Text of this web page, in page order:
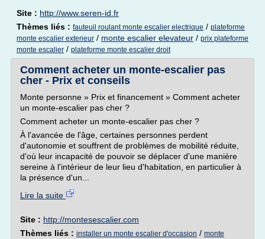
Site : http://www.seren-id.fr
Thèmes liés : fauteuil roulant monte escalier electrique / plateforme
monte escalier exterieur / monte escalier elevateur / prix plateforme
monte escalier / plateforme monte escalier droit
Comment acheter un monte-escalier pas
cher - Prix et conseils
Monte personne » Prix et financement » Comment acheter
un monte-escalier pas cher ?
Comment acheter un monte-escalier pas cher ?
À l'avancée de l'âge, certaines personnes perdent
d'autonomie et souffrent de problèmes de mobilité réduite,
d'où leur incapacité de pouvoir se déplacer d'une manière
sereine à l'intérieur de leur lieu d'habitation, en particulier à
la présence d'un...
Lire la suite
Site : http://montesescalier.com
Thèmes liés : installer un monte escalier d'occasion / monte